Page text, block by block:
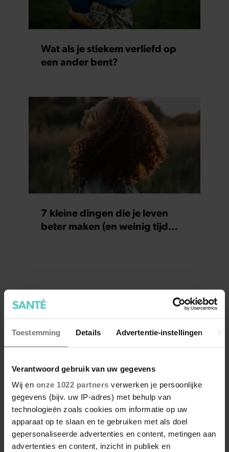
Toestemming Details Advertentie-instellingen
Verantwoord gebruik van uw gegevens
Wij en onze 1022 partners verwerken je persoonlijke
gegevens (bijv. uw IP-adres) met behulp van
technologieën zoals cookies om informatie op uw
apparaat op te slaan en te gebruiken met als doel
gepersonaliseerde advertenties en content, metingen aan
advertenties en content, inzicht in publiek en
Wat als je stiekem verliefd op
een ander bent?
7 kleine dingen die je leven
beter maken (en weinig tijd